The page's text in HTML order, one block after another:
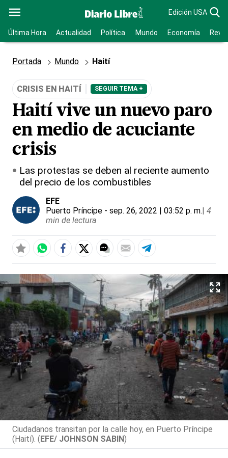
Edición USA
Última Hora Actualidad Política Mundo Economía
Portada Mundo Haití
CRISIS EN HAITÍ SEGUIR TEMA +
Haití vive un nuevo paro
en medio de acuciante
crisis
Las protestas se deben al reciente aumento
del precio de los combustibles
EFE
Puerto Príncipe - sep. 26, 2022 | 03:52 p. m.| 4
min de lectura
Ciudadanos transitan por la calle hoy, en Puerto Príncipe
(Haití). (EFE/ JOHNSON SABIN)